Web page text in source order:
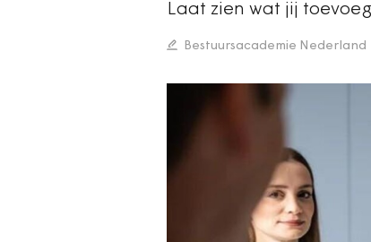
Laat zien wat jij
Bestuursacademie Nederland